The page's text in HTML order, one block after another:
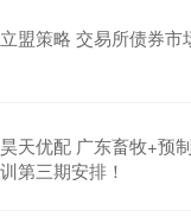
立盟策略 交易所债券
昊天优配 广东畜牧+预
训第三期安排！